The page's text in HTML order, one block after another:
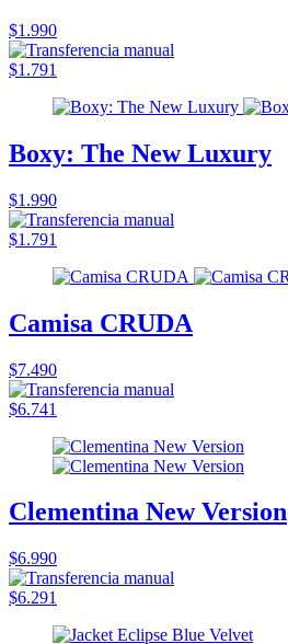
$1.990
$1.791
Boxy: The New Luxury
$1.990
$1.791
Camisa CRUDA
$7.490
$6.741
Clementina New Version
$6.990
$6.291